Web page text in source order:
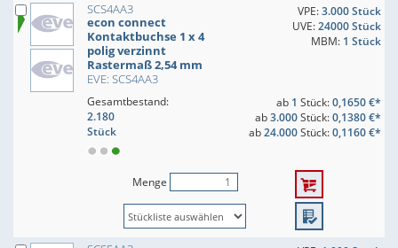
SCS4AA3
econ connect
Kontaktbuchse 1 x 4
polig verzinnt
Rastermaß 2,54 mm
EVE: SCS4AA3
VPE:3.000 Stück
UVE:24000 Stück
MBM: 1 Stück
Gesamtbestand:
2.180
Stück
ab 1 Stück:0,1650 €*
ab3.000Stück:0,1380 €*
ab24.000Stück:0,1160 €*
Menge